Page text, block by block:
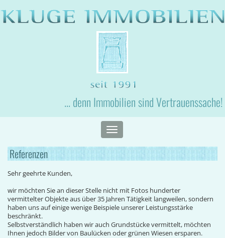
... denn Immobilien sind Vertrauenssache!
Toggle
navigation
Referenzen
Sehr geehrte Kunden,
wir möchten Sie an dieser Stelle nicht mit Fotos hunderter
vermittelter Objekte aus über 35 Jahren Tätigkeit langweilen, sondern
haben uns auf einige wenige Beispiele unserer Leistungsstärke
beschränkt.
Selbstverständlich haben wir auch Grundstücke vermittelt, möchten
Ihnen jedoch Bilder von Baulücken oder grünen Wiesen ersparen.